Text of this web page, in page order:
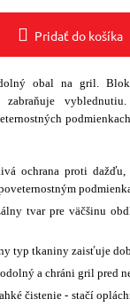
Pridať do košíka
obal na gril.
zabraňuje
ochrana proti
tvar pre väčšinu
typ tkaniny zaisťuje
a chráni gril pred
čistenie - stačí